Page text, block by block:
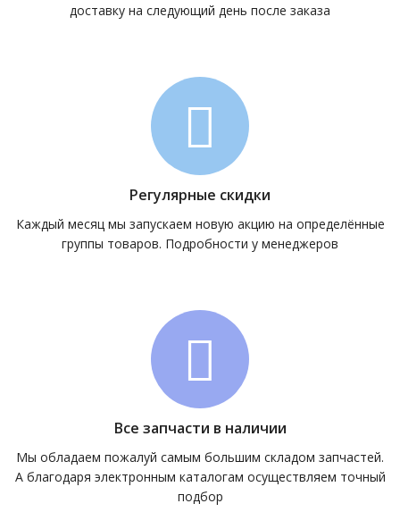
доставку на следующий день после заказа
Регулярные скидки
Каждый месяц мы запускаем новую акцию на определённые
группы товаров. Подробности у менеджеров
Все запчасти в наличии
Мы обладаем пожалуй самым большим складом запчастей.
А благодаря электронным каталогам осуществляем точный
подбор